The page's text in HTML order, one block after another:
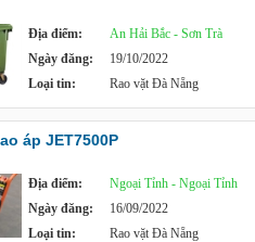
Địa điểm:
An Hải Bắc - Sơn Trà
Ngày đăng:
19/10/2022
Loại tin:
Rao vặt Đà Nẵng
áp JET7500P
Địa điểm:
Ngoại Tỉnh - Ngoại Tỉnh
Ngày đăng:
16/09/2022
Loại tin:
Rao vặt Đà Nẵng